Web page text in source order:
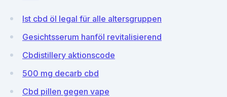
Ist cbd öl legal für alle altersgruppen
Gesichtsserum hanföl revitalisierend
Cbdistillery aktionscode
500 mg decarb cbd
Cbd pillen gegen vape